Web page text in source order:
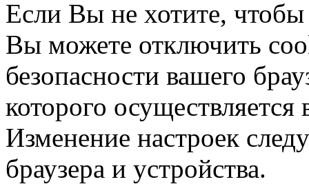
Если Вы не хотите,
Вы можете отключить
безопасности вашего
которого
Изменение настроек
браузера и устройства.